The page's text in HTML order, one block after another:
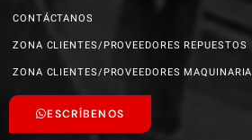
CONTÁCTANOS
ZONA CLIENTES/PROVEEDORES REPUESTOS
ZONA CLIENTES/PROVEEDORES MAQUINARIA
ESCRÍBENOS